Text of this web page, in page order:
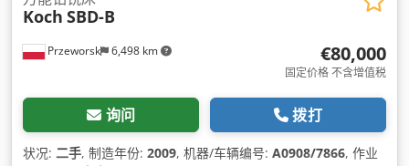
Przeworsk 6,498 km
Koch SBD-B
€80,000
固定价格 不含增值税
询问 拨打
状况: 二手, 制造年份: 2009, 机器/车辆编号: A0908/7866, 作业